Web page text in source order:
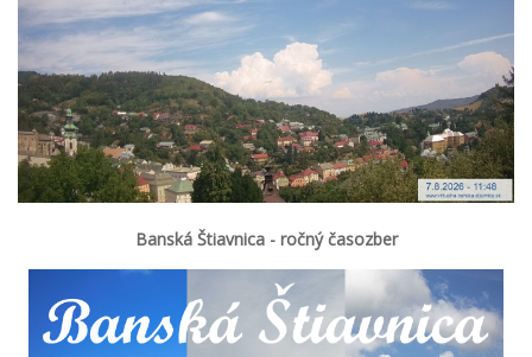
Banská Štiavnica - ročný časozber